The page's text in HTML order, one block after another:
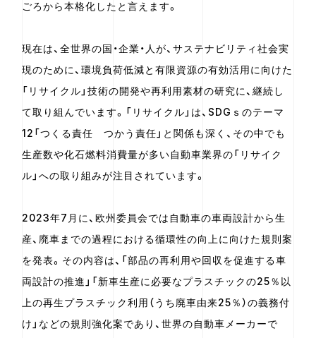
ごろから本格化したと言えます。
現在は、全世界の国・企業・人が、サステナビリティ社会実
現のために、環境負荷低減と有限資源の有効活用に向けた
「リサイクル」技術の開発や再利用素材の研究に、継続し
て取り組んでいます。「リサイクル」は、SDGｓのテーマ
12「つくる責任 つかう責任」と関係も深く、その中でも
生産数や化石燃料消費量が多い自動車業界の「リサイク
ル」への取り組みが注目されています。
2023年7月に、欧州委員会では自動車の車両設計から生
産、廃車までの過程における循環性の向上に向けた規則案
を発表。その内容は、「部品の再利用や回収を促進する車
両設計の推進」「新車生産に必要なプラスチックの25％以
上の再生プラスチック利用（うち廃車由来25％）の義務付
け」などの規則強化案であり、世界の自動車メーカーで